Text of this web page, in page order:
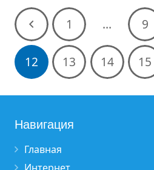
1 … 9
12 13 14 15
Навигация
Главная